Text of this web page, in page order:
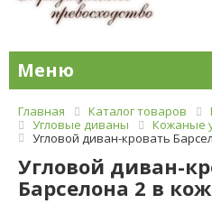
Меню
Главная Каталог товаров
Угловые диваны
Кожаные
Угловой диван-кровать
Угловой диван-
Барселона 2 в